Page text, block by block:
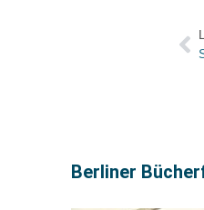
Berliner